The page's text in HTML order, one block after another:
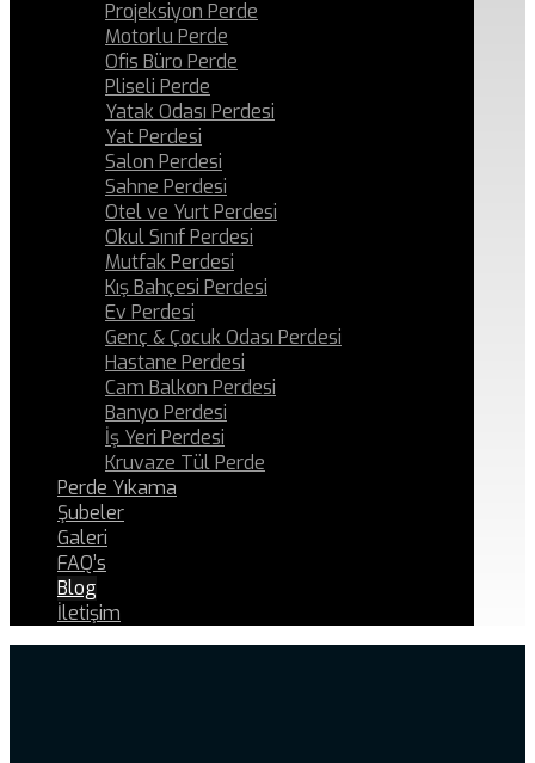
Projeksiyon Perde
Motorlu Perde
Ofis Büro Perde
Pliseli Perde
Yatak Odası Perdesi
Yat Perdesi
Salon Perdesi
Sahne Perdesi
Otel ve Yurt Perdesi
Okul Sınıf Perdesi
Mutfak Perdesi
Kış Bahçesi Perdesi
Ev Perdesi
Genç & Çocuk Odası Perdesi
Hastane Perdesi
Cam Balkon Perdesi
Banyo Perdesi
İş Yeri Perdesi
Kruvaze Tül Perde
Perde Yıkama
Şubeler
Galeri
FAQ’s
Blog
İletişim